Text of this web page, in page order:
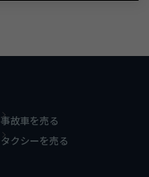
事故車を売る
タクシーを売る